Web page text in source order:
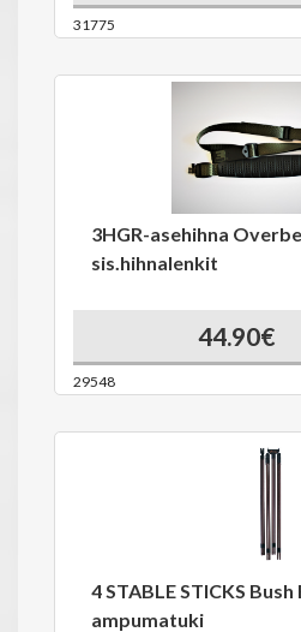
31775
3HGR-asehihna
sis.hihnalenkit
44.90€
29548
4 STABLE STICKS
ampumatuki